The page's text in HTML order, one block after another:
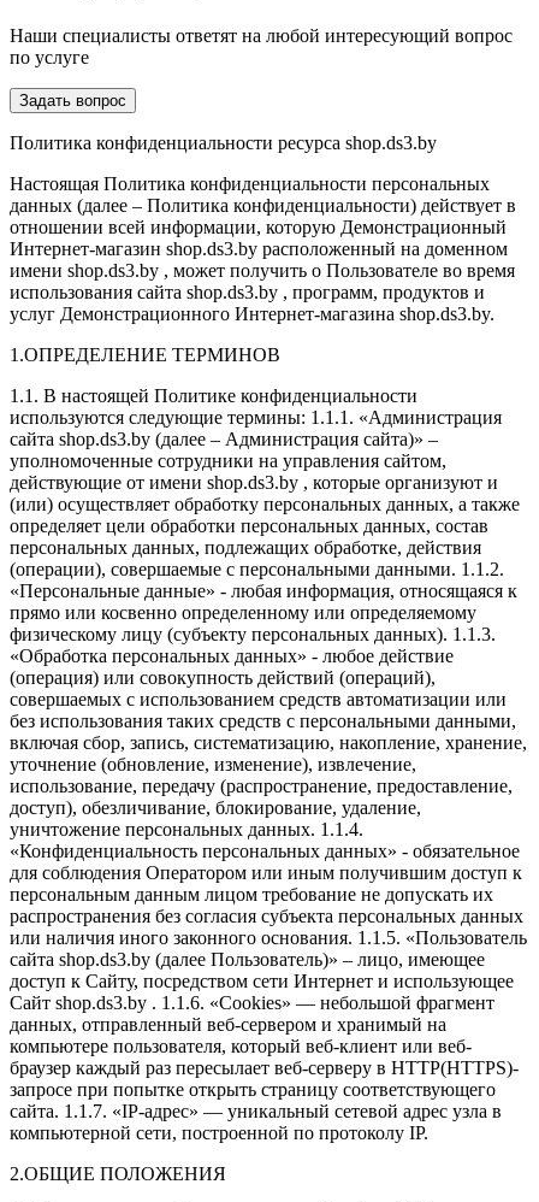
Наши специалисты ответят на любой интересующий вопрос
по услуге
Задать вопрос
Политика конфиденциальности ресурса shop.ds3.by
Настоящая Политика конфиденциальности персональных
данных (далее – Политика конфиденциальности) действует в
отношении всей информации, которую Демонстрационный
Интернет-магазин shop.ds3.by расположенный на доменном
имени shop.ds3.by , может получить о Пользователе во время
использования сайта shop.ds3.by , программ, продуктов и
услуг Демонстрационного Интернет-магазина shop.ds3.by.
1.ОПРЕДЕЛЕНИЕ ТЕРМИНОВ
1.1. В настоящей Политике конфиденциальности
используются следующие термины: 1.1.1. «Администрация
сайта shop.ds3.by (далее – Администрация сайта)» –
уполномоченные сотрудники на управления сайтом,
действующие от имени shop.ds3.by , которые организуют и
(или) осуществляет обработку персональных данных, а также
определяет цели обработки персональных данных, состав
персональных данных, подлежащих обработке, действия
(операции), совершаемые с персональными данными. 1.1.2.
«Персональные данные» - любая информация, относящаяся к
прямо или косвенно определенному или определяемому
физическому лицу (субъекту персональных данных). 1.1.3.
«Обработка персональных данных» - любое действие
(операция) или совокупность действий (операций),
совершаемых с использованием средств автоматизации или
без использования таких средств с персональными данными,
включая сбор, запись, систематизацию, накопление, хранение,
уточнение (обновление, изменение), извлечение,
использование, передачу (распространение, предоставление,
доступ), обезличивание, блокирование, удаление,
уничтожение персональных данных. 1.1.4.
«Конфиденциальность персональных данных» - обязательное
для соблюдения Оператором или иным получившим доступ к
персональным данным лицом требование не допускать их
распространения без согласия субъекта персональных данных
или наличия иного законного основания. 1.1.5. «Пользователь
сайта shop.ds3.by (далее Пользователь)» – лицо, имеющее
доступ к Сайту, посредством сети Интернет и использующее
Сайт shop.ds3.by . 1.1.6. «Cookies» — небольшой фрагмент
данных, отправленный веб-сервером и хранимый на
компьютере пользователя, который веб-клиент или веб-
браузер каждый раз пересылает веб-серверу в HTTP(HTTPS)-
запросе при попытке открыть страницу соответствующего
сайта. 1.1.7. «IP-адрес» — уникальный сетевой адрес узла в
компьютерной сети, построенной по протоколу IP.
2.ОБЩИЕ ПОЛОЖЕНИЯ